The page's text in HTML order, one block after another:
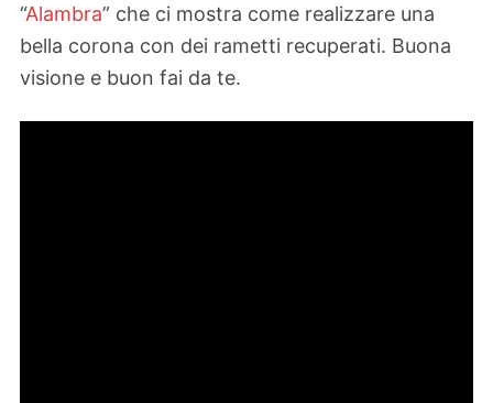
“Alambra” che ci mostra come realizzare una
bella corona con dei rametti recuperati. Buona
visione e buon fai da te.